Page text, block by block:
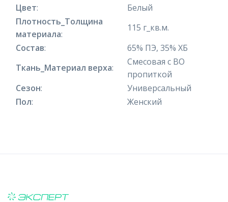
Цвет:
Белый
Плотность_Толщина
материала:
115 г_кв.м.
Состав:
65% ПЭ, 35% ХБ
Ткань_Материал верха:
Смесовая с ВО
пропиткой
Сезон:
Универсальный
Пол: Женский